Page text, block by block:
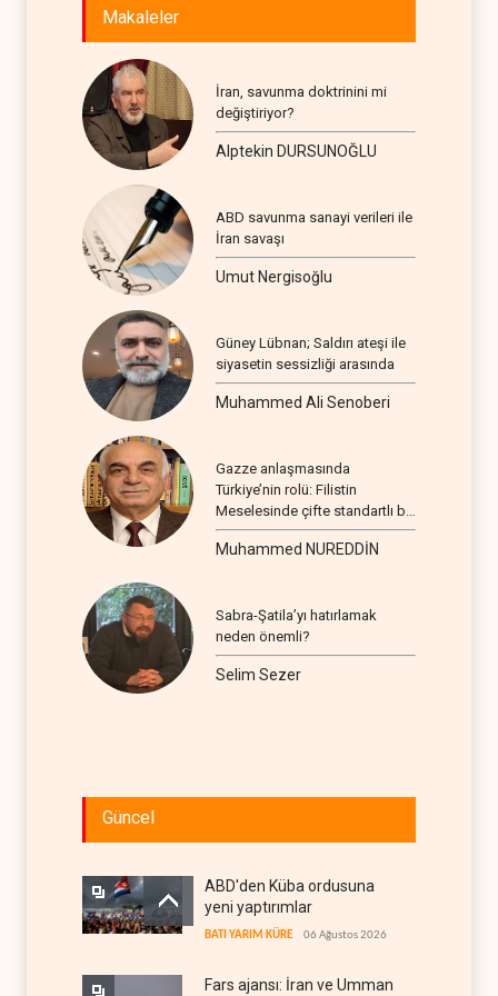
Makaleler
İran, savunma doktrinini mi
değiştiriyor?
Alptekin DURSUNOĞLU
ABD savunma sanayi verileri ile
İran savaşı
Umut Nergisoğlu
Güney Lübnan; Saldırı ateşi ile
siyasetin sessizliği arasında
Muhammed Ali Senoberi
Gazze anlaşmasında
Türkiye’nin rolü: Filistin
Meselesinde çifte standartlı bir
seyir
Muhammed NUREDDİN
Sabra-Şatila’yı hatırlamak
neden önemli?
Selim Sezer
Güncel
ABD'den Küba ordusuna
yeni yaptırımlar
BATI YARIM KÜRE 06 Ağustos 2026
Fars ajansı: İran ve Umman